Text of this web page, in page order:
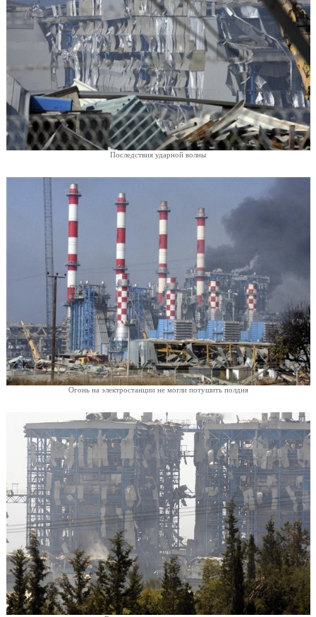
Последствия ударной волны
Огонь на электростанции не могли потушить полдня